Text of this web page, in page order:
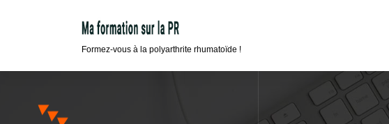
Formez-vous à la polyarthrite rhumatoïde !